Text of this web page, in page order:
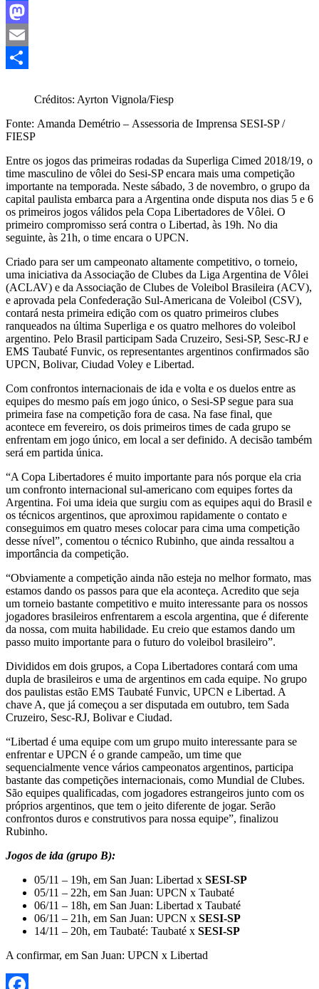
Facebook
Mastodon
Email
Créditos: Ayrton Vignola/Fiesp
Fonte: Amanda Demétrio – Assessoria de Imprensa SESI-SP /
FIESP
Entre os jogos das primeiras rodadas da Superliga Cimed 2018/19, o
time masculino de vôlei do Sesi-SP encara mais uma competição
importante na temporada. Neste sábado, 3 de novembro, o grupo da
capital paulista embarca para a Argentina onde disputa nos dias 5 e 6
os primeiros jogos válidos pela Copa Libertadores de Vôlei. O
primeiro compromisso será contra o Libertad, às 19h. No dia
seguinte, às 21h, o time encara o UPCN.
Criado para ser um campeonato altamente competitivo, o torneio,
uma iniciativa da Associação de Clubes da Liga Argentina de Vôlei
(ACLAV) e da Associação de Clubes de Voleibol Brasileira (ACV),
e aprovada pela Confederação Sul-Americana de Voleibol (CSV),
contará nesta primeira edição com os quatro primeiros clubes
ranqueados na última Superliga e os quatro melhores do voleibol
argentino. Pelo Brasil participam Sada Cruzeiro, Sesi-SP, Sesc-RJ e
EMS Taubaté Funvic, os representantes argentinos confirmados são
UPCN, Bolivar, Ciudad Voley e Libertad.
Com confrontos internacionais de ida e volta e os duelos entre as
equipes do mesmo país em jogo único, o Sesi-SP segue para sua
primeira fase na competição fora de casa. Na fase final, que
acontece em fevereiro, os dois primeiros times de cada grupo se
enfrentam em jogo único, em local a ser definido. A decisão também
será em partida única.
“A Copa Libertadores é muito importante para nós porque ela cria
um confronto internacional sul-americano com equipes fortes da
Argentina. Foi uma ideia que surgiu com as equipes aqui do Brasil e
os técnicos argentinos, que aproximou rapidamente o contato e
conseguimos em quatro meses colocar para cima uma competição
desse nível”, comentou o técnico Rubinho, que ainda ressaltou a
importância da competição.
“Obviamente a competição ainda não esteja no melhor formato, mas
estamos dando os passos para que ela aconteça. Acredito que seja
um torneio bastante competitivo e muito interessante para os nossos
jogadores brasileiros enfrentarem a escola argentina, que é diferente
da nossa, com muita habilidade. Eu creio que estamos dando um
passo muito importante para o futuro do voleibol brasileiro”.
Divididos em dois grupos, a Copa Libertadores contará com uma
dupla de brasileiros e uma de argentinos em cada equipe. No grupo
dos paulistas estão EMS Taubaté Funvic, UPCN e Libertad. A
chave A, que já começou a ser disputada em outubro, tem Sada
Cruzeiro, Sesc-RJ, Bolivar e Ciudad.
“Libertad é uma equipe com um grupo muito interessante para se
enfrentar e UPCN é o grande campeão, um time que
sequencialmente vence vários campeonatos argentinos, participa
bastante das competições internacionais, como Mundial de Clubes.
São equipes qualificadas, com jogadores estrangeiros junto com os
próprios argentinos, que tem o jeito diferente de jogar. Serão
confrontos duros e construtivos para nossa equipe”, finalizou
Rubinho.
Jogos de ida (grupo B):
05/11 – 19h, em San Juan: Libertad x SESI-SP
05/11 – 22h, em San Juan: UPCN x Taubaté
06/11 – 18h, em San Juan: Libertad x Taubaté
06/11 – 21h, em San Juan: UPCN x SESI-SP
14/11 – 20h, em Taubaté: Taubaté x SESI-SP
A confirmar, em San Juan: UPCN x Libertad